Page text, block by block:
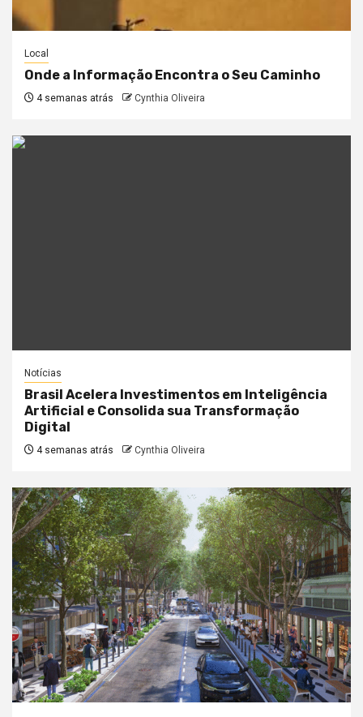
Local
Onde a Informação Encontra o Seu Caminho
4 semanas atrás Cynthia Oliveira
Notícias
Brasil Acelera Investimentos em Inteligência
Artificial e Consolida sua Transformação
Digital
4 semanas atrás Cynthia Oliveira